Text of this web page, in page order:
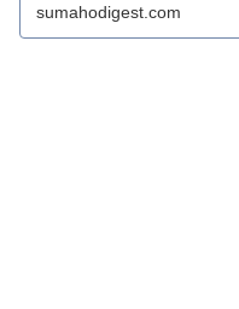
sumahodigest.com